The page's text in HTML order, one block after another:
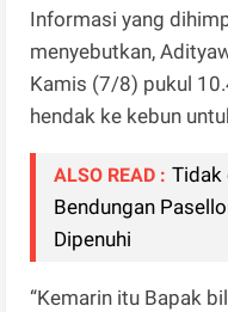
Informasi yang
menyebutkan,
Kamis (7/8) pukul
hendak ke kebun
ALSO READ : Tidak
Bendungan
Dipenuhi
“Kemarin itu Bapak